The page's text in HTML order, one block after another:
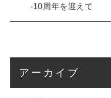
10周年を迎えて
アーカイブ